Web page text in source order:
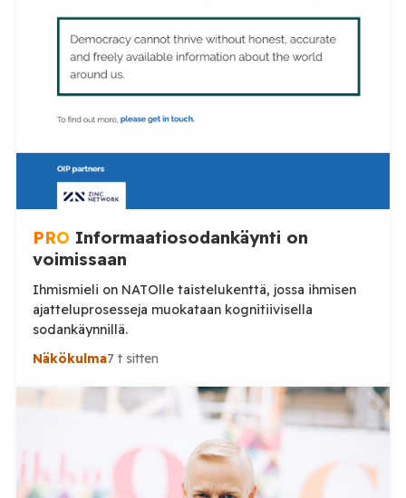
PRO Informaatiosodankäynti on
voimissaan
Ihmismieli on NATOlle taistelukenttä, jossa ihmisen
ajatteluprosesseja muokataan kognitiivisella
sodankäynnillä.
Näkökulma7 t sitten